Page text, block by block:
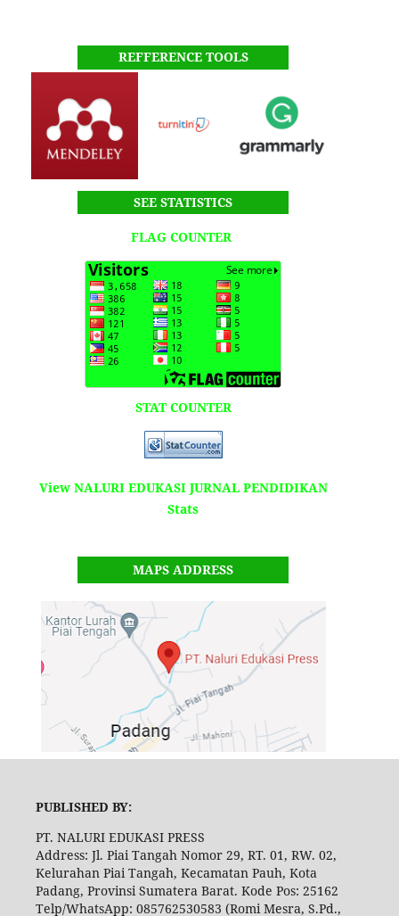
REFFERENCE TOOLS
SEE STATISTICS
FLAG COUNTER
STAT COUNTER
View NALURI EDUKASI JURNAL PENDIDIKAN
Stats
MAPS ADDRESS
PUBLISHED BY:
PT. NALURI EDUKASI PRESS
Address: Jl. Piai Tangah Nomor 29, RT. 01, RW. 02,
Kelurahan Piai Tangah, Kecamatan Pauh, Kota
Padang, Provinsi Sumatera Barat. Kode Pos: 25162
Telp/WhatsApp: 085762530583 (Romi Mesra, S.Pd.,